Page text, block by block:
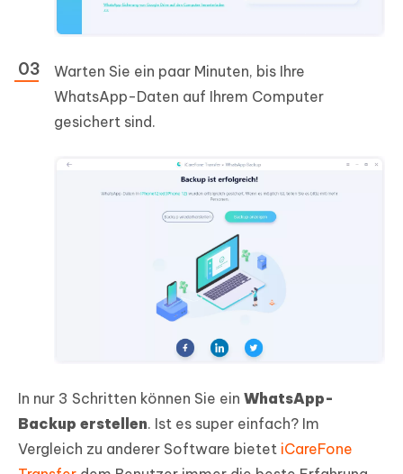
Warten Sie ein paar Minuten, bis Ihre
WhatsApp-Daten auf Ihrem Computer
gesichert sind.
In nur 3 Schritten können Sie ein WhatsApp-
Backup erstellen. Ist es super einfach? Im
Vergleich zu anderer Software bietet iCareFone